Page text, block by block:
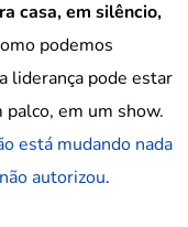
casa, em silêncio,
podemos
liderança pode estar
em um show.
está mudando nada
autorizou.